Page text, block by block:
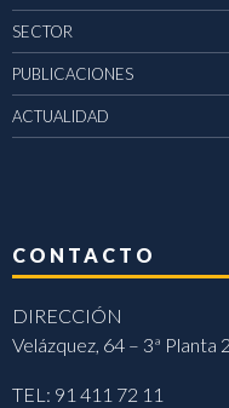
SECTOR
PUBLICACIONES
ACTUALIDAD
CONTACTO
DIRECCIÓN
Velázquez, 64 – 3ª
TEL: 91 411 72 11